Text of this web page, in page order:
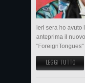
Ieri sera ho avuto
anteprima il
"ForeignTongues"
LEGGI TUTTO